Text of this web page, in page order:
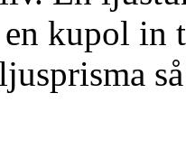
kupol in